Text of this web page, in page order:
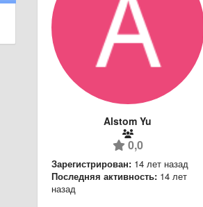
Alstom Yu
0,0
Зарегистрирован: 14 лет назад
Последняя активность: 14 лет
назад